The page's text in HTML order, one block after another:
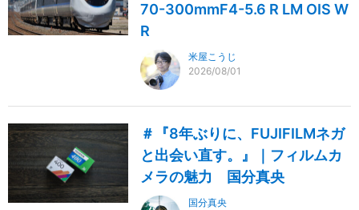
70-300mmF4-5.6 R LM OIS W
R
米屋こうじ
2026/08/01
＃『8年ぶりに、FUJIFILMネガ
と出会い直す。』｜フィルムカ
メラの魅力 国分真央
国分真央